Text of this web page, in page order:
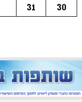
30
31